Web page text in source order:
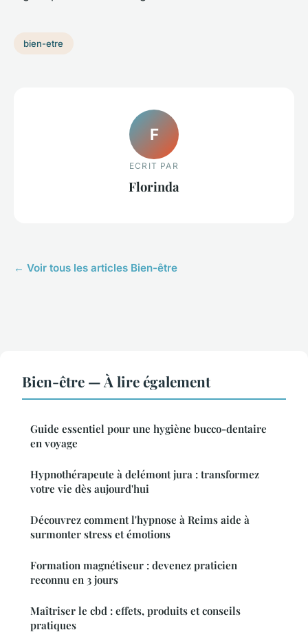
bien-etre
F
ECRIT PAR
Florinda
← Voir tous les articles Bien-être
Bien-être — À lire également
Guide essentiel pour une hygiène bucco-dentaire
en voyage
Hypnothérapeute à delémont jura : transformez
votre vie dès aujourd'hui
Découvrez comment l'hypnose à Reims aide à
surmonter stress et émotions
Formation magnétiseur : devenez praticien
reconnu en 3 jours
Maîtriser le cbd : effets, produits et conseils
pratiques